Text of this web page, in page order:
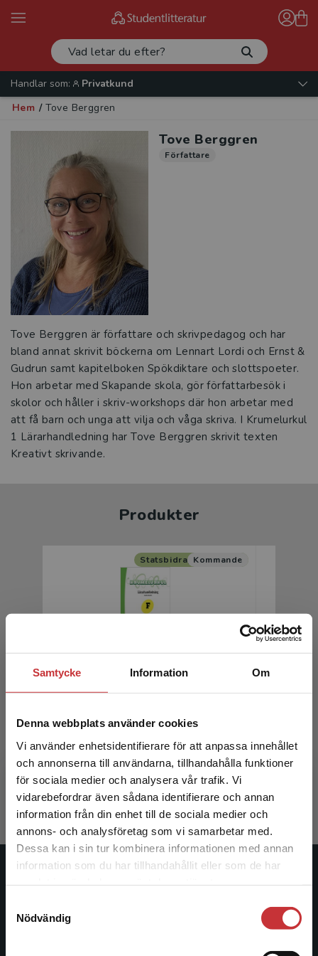
Samtycke Information Om
Denna webbplats använder cookies
Vi använder enhetsidentifierare för att anpassa innehållet
och annonserna till användarna, tillhandahålla funktioner
för sociala medier och analysera vår trafik. Vi
vidarebefordrar även sådana identifierare och annan
information från din enhet till de sociala medier och
annons- och analysföretag som vi samarbetar med.
Dessa kan i sin tur kombinera informationen med annan
information som du har tillhandahållit eller som de har
Nödvändig
Begränsad fraktregion
Det verkar som att du besöker
studentlitteratur.se via en enhet utanför Sverige.
Vi erbjuder inte leveranser utanför Sverige. För
att kunna slutföra ett köp måste
Handlar som:
Privatkund
Hem / Tove Berggren
Tove Berggren
Författare
Tove Berggren är författare och skrivpedagog och har
bland annat skrivit böckerna om Lennart Lordi och Ernst &
Gudrun samt kapitelboken Spökdiktare och slottspoeter.
Hon arbetar med Skapande skola, gör författarbesök i
skolor och håller i skriv-workshops där hon arbetar med
att få barn och unga att vilja och våga skriva. I Krumelurkul
1 Lärarhandledning har Tove Berggren skrivit texten
Kreativt skrivande.
Produkter
mån
Hyrefelt,Camilla m.fl.
Exkl. moms: 917 kr
Statsbidrag läromedel
Kommande
Studentlitteratur
Studentlitteratur grundades 1963 och är idag Sveriges
ledande utbildningsförlag. Med läromedel, kurslitteratur,